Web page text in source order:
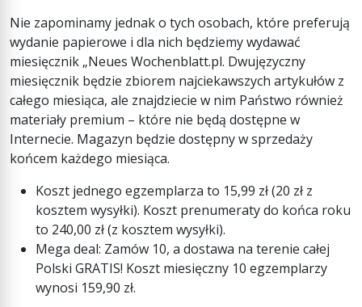
Nie zapominamy jednak o tych osobach, które preferują
wydanie papierowe i dla nich będziemy wydawać
miesięcznik „Neues Wochenblatt.pl. Dwujęzyczny
miesięcznik będzie zbiorem najciekawszych artykułów z
całego miesiąca, ale znajdziecie w nim Państwo również
materiały premium – które nie będą dostępne w
Internecie. Magazyn będzie dostępny w sprzedaży
końcem każdego miesiąca.
Koszt jednego egzemplarza to 15,99 zł (20 zł z
kosztem wysyłki). Koszt prenumeraty do końca roku
to 240,00 zł (z kosztem wysyłki).
Mega deal: Zamów 10, a dostawa na terenie całej
Polski GRATIS! Koszt miesięczny 10 egzemplarzy
wynosi 159,90 zł.